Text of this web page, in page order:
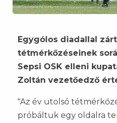
Egygólos diadallal
tétmérkőzéseinek
Sepsi OSK elleni
Zoltán vezetőedző
"Az év utolsó
próbáltuk egy oldalra